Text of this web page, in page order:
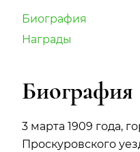
Биография
Награды
Биография
3 марта 1909 года,
Проскуровского